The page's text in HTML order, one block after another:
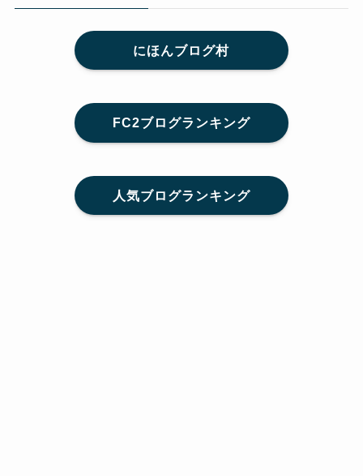
にほんブログ村
FC2ブログランキング
人気ブログランキング